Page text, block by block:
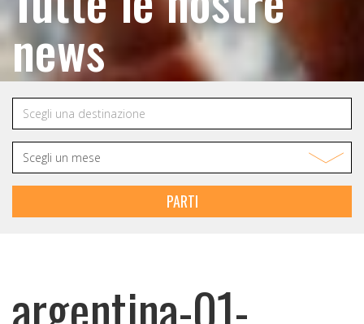
news
PARTI
argentina-01-